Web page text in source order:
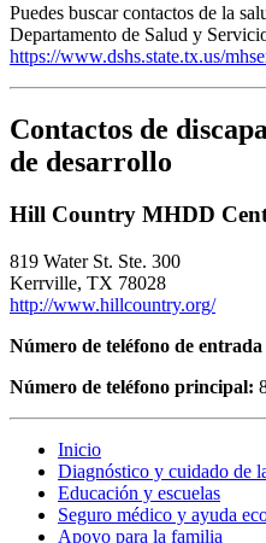
Puedes buscar contactos de la
Departamento de Salud y
https://www.dshs.state.tx.us/
Contactos de
de desarrollo
Hill Country MHDD
819 Water St. Ste. 300
Kerrville, TX 78028
http://www.hillcountry.org/
Número de teléfono de
Número de teléfono principal:
Inicio
Diagnóstico y cuidado de
Educación y escuelas
Seguro médico y ayuda
Apoyo para la familia